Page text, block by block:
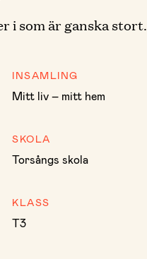
i som är ganska stort.
INSAMLING
Mitt liv – mitt hem
SKOLA
Torsångs skola
KLASS
T3